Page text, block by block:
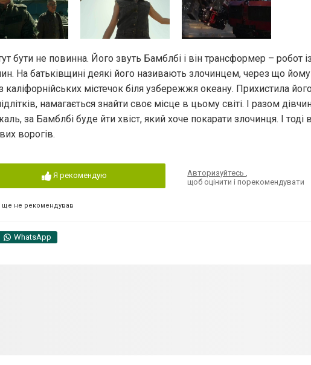
бути не повинна. Його звуть Бамблбі і він трансформер – робот
На батьківщині деякі його називають злочинцем, через що
містечок біля узбережжя океану. Прихистила
намагається знайти своє місце в цьому світі. І разом
за Бамблбі буде йти хвіст, який хоче покарати злочинця. І тоді
ворогів.
Я рекомендую
ще не рекомендував
Авторизуйтесь,
щоб оцінити і порекомендувати
WhatsApp